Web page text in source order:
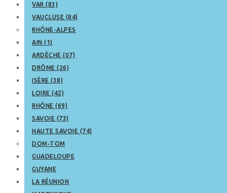
VAR (83)
VAUCLUSE (84)
RHÔNE-ALPES
AIN (1)
ARDÈCHE (07)
DRÔME (26)
ISÈRE (38)
LOIRE (42)
RHÔNE (69)
SAVOIE (73)
HAUTE SAVOIE (74)
DOM-TOM
GUADELOUPE
GUYANE
LA RÉUNION